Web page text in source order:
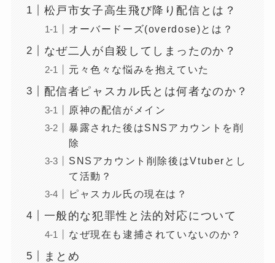
松戸市女子高生飛び降り配信とは？
オーバードーズ(overdose)とは？
なぜ二人が自殺してしまったのか？
元々色々な悩みを抱えていた
配信者ピャスカル氏とは何者なのか？
原神の配信がメイン
暴露された後はSNSアカウントを削
除
SNSアカウント削除後はVtuberとし
て活動？
ピャスカル氏の現在は？
一般的な犯罪性と法的対応について
なぜ現在も逮捕されていないのか？
まとめ